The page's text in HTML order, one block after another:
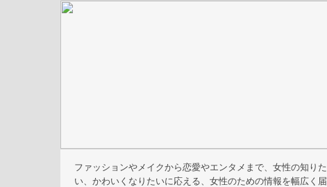
ファッションやメイクから恋愛やエンタメまで、女性の知りた
い、かわいくなりたいに応える、女性のための情報を幅広く届